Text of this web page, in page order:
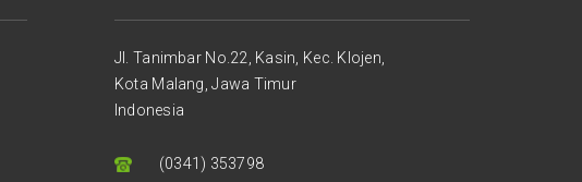
Jl. Tanimbar No.22, Kasin, Kec. Klojen,
Kota Malang, Jawa Timur
Indonesia
(0341) 353798